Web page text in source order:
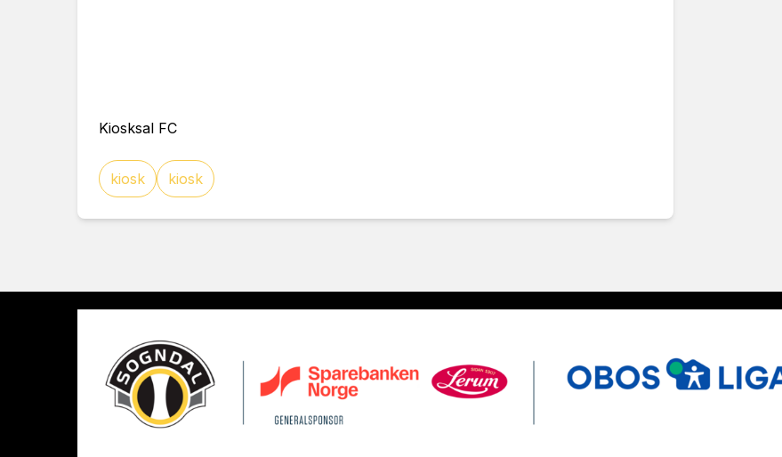
Kiosksal FC
kiosk kiosk